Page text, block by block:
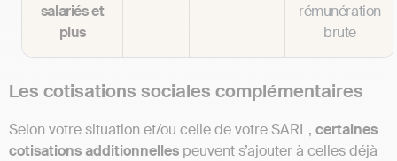
salariés et
plus
rémunération
brute
Les cotisations sociales complémentaires
Selon votre situation et/ou celle de votre SARL, certaines
cotisations additionnelles peuvent s’ajouter à celles déjà